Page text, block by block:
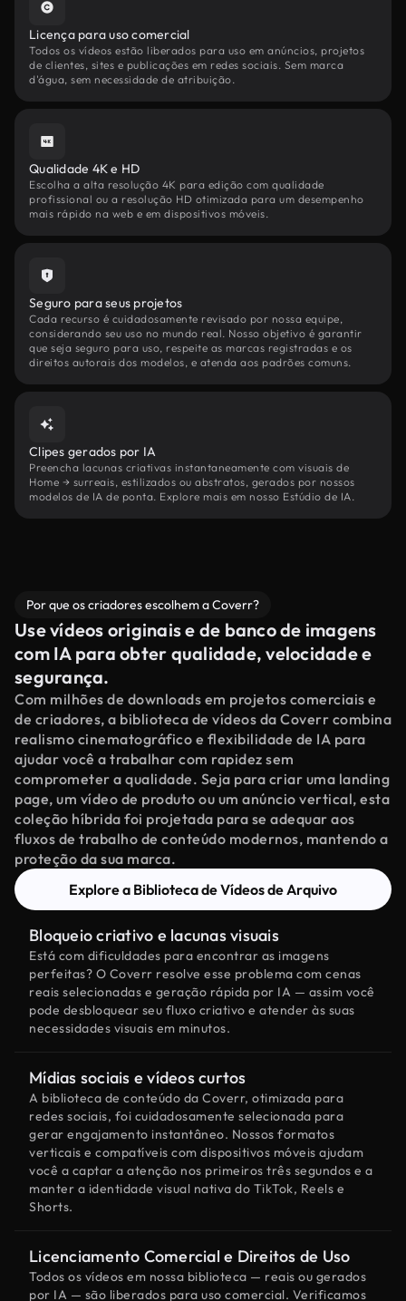
Licença para uso comercial
Todos os vídeos estão liberados para uso em anúncios, projetos
de clientes, sites e publicações em redes sociais. Sem marca
d'água, sem necessidade de atribuição.
Qualidade 4K e HD
Escolha a alta resolução 4K para edição com qualidade
profissional ou a resolução HD otimizada para um desempenho
mais rápido na web e em dispositivos móveis.
Seguro para seus projetos
Cada recurso é cuidadosamente revisado por nossa equipe,
considerando seu uso no mundo real. Nosso objetivo é garantir
que seja seguro para uso, respeite as marcas registradas e os
direitos autorais dos modelos, e atenda aos padrões comuns.
Clipes gerados por IA
Preencha lacunas criativas instantaneamente com visuais de
Home → surreais, estilizados ou abstratos, gerados por nossos
modelos de IA de ponta. Explore mais em nosso Estúdio de IA.
Por que os criadores escolhem a Coverr?
Use vídeos originais e de banco de imagens
com IA para obter qualidade, velocidade e
segurança.
Com milhões de downloads em projetos comerciais e
de criadores, a biblioteca de vídeos da Coverr combina
realismo cinematográfico e flexibilidade de IA para
ajudar você a trabalhar com rapidez sem
comprometer a qualidade. Seja para criar uma landing
page, um vídeo de produto ou um anúncio vertical, esta
coleção híbrida foi projetada para se adequar aos
fluxos de trabalho de conteúdo modernos, mantendo a
proteção da sua marca.
Explore a Biblioteca de Vídeos de Arquivo
Bloqueio criativo e lacunas visuais
Está com dificuldades para encontrar as imagens
perfeitas? O Coverr resolve esse problema com cenas
reais selecionadas e geração rápida por IA — assim você
pode desbloquear seu fluxo criativo e atender às suas
necessidades visuais em minutos.
Mídias sociais e vídeos curtos
A biblioteca de conteúdo da Coverr, otimizada para
redes sociais, foi cuidadosamente selecionada para
gerar engajamento instantâneo. Nossos formatos
verticais e compatíveis com dispositivos móveis ajudam
você a captar a atenção nos primeiros três segundos e a
manter a identidade visual nativa do TikTok, Reels e
Shorts.
Licenciamento Comercial e Direitos de Uso
Todos os vídeos em nossa biblioteca — reais ou gerados
por IA — são liberados para uso comercial. Verificamos